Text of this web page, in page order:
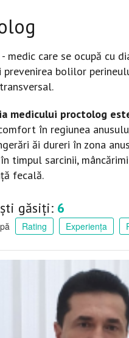
- medic care se ocupă cu
prevenirea bolilor
medicului proctolog
în regiunea
ăi dureri în zona
timpul sarcinii,
fecală.
găsiți: 6
Rating Experiența